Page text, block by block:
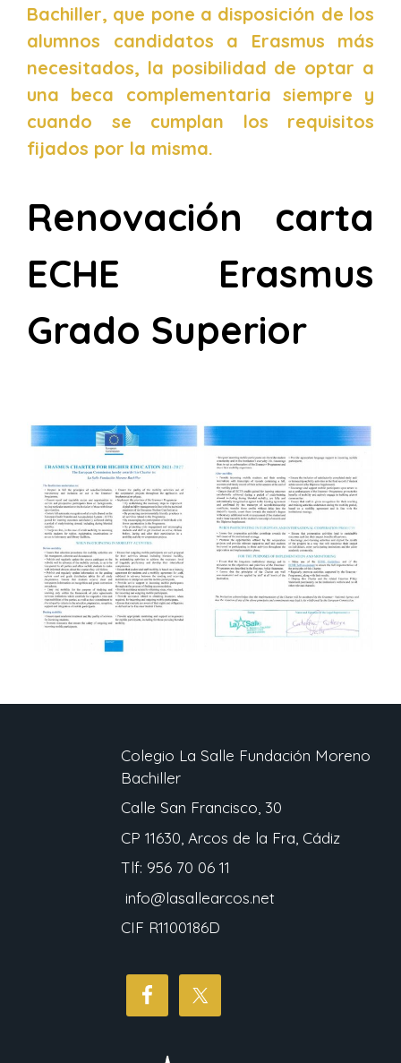
Bachiller, que pone a disposición de los
alumnos candidatos a Erasmus más
necesitados, la posibilidad de optar a
una beca complementaria siempre y
cuando se cumplan los requisitos
fijados por la misma.
Renovación carta
ECHE Erasmus
Grado Superior
Colegio La Salle Fundación Moreno
Bachiller
Calle San Francisco, 30
CP 11630, Arcos de la Fra, Cádiz
Tlf: 956 70 06 11
info@lasallearcos.net
CIF R1100186D